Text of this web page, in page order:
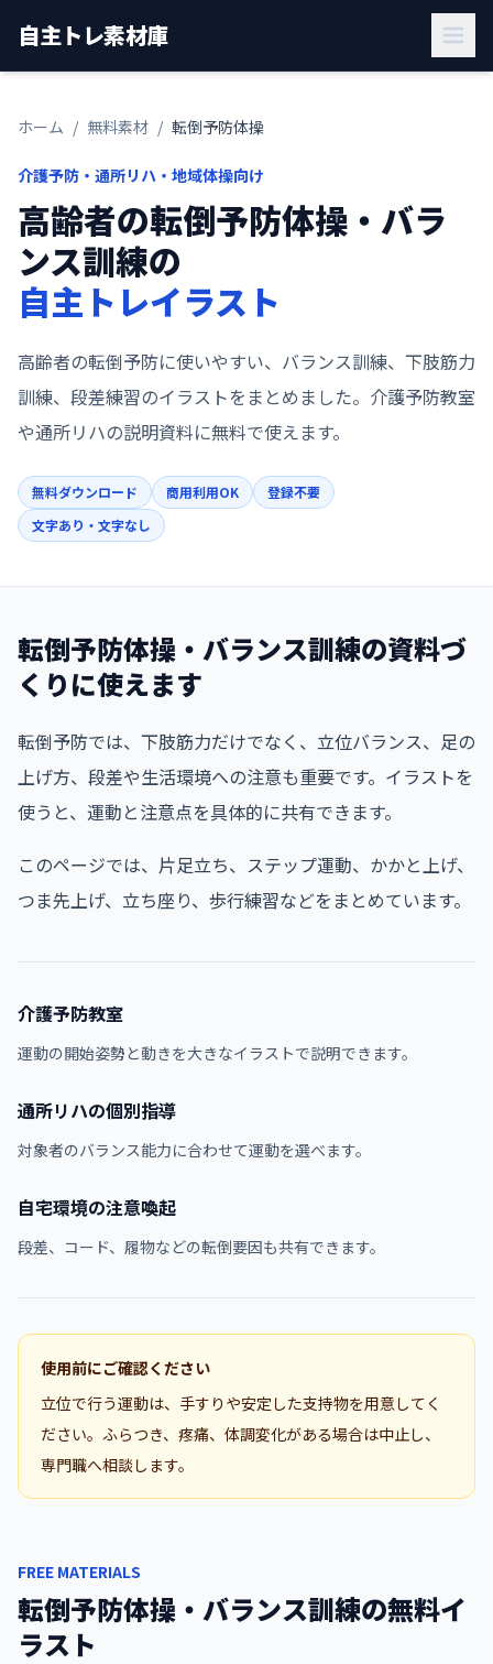
自主トレ素材庫
ホーム / 無料素材 / 転倒予防体操
介護予防・通所リハ・地域体操向け
高齢者の転倒予防体操・バラ
ンス訓練の
自主トレイラスト
高齢者の転倒予防に使いやすい、バランス訓練、下肢筋力
訓練、段差練習のイラストをまとめました。介護予防教室
や通所リハの説明資料に無料で使えます。
無料ダウンロード 商用利用OK
登録不要
文字あり・文字なし
転倒予防体操・バランス訓練の資料づ
くりに使えます
転倒予防では、下肢筋力だけでなく、立位バランス、足の
上げ方、段差や生活環境への注意も重要です。イラストを
使うと、運動と注意点を具体的に共有できます。
このページでは、片足立ち、ステップ運動、かかと上げ、
つま先上げ、立ち座り、歩行練習などをまとめています。
介護予防教室
運動の開始姿勢と動きを大きなイラストで説明できます。
通所リハの個別指導
対象者のバランス能力に合わせて運動を選べます。
自宅環境の注意喚起
段差、コード、履物などの転倒要因も共有できます。
使用前にご確認ください
立位で行う運動は、手すりや安定した支持物を用意してく
ださい。ふらつき、疼痛、体調変化がある場合は中止し、
専門職へ相談します。
FREE MATERIALS
転倒予防体操・バランス訓練の無料イ
ラスト